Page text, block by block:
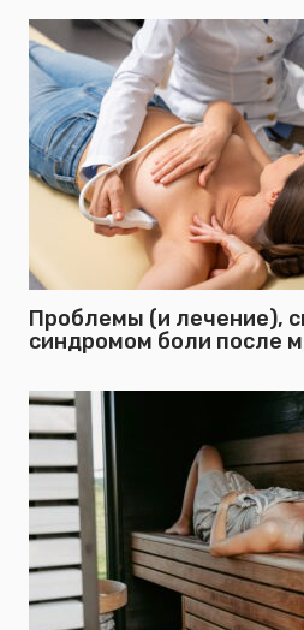
Проблемы (и лечение),
синдромом боли после